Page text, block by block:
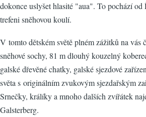
dokonce uslyšet hlasité "aua". To pochází
trefeni sněhovou koulí.
V tomto dětském světě plném zážitků na vás
sněhové sochy, 81 m dlouhý kouzelný
galské dřevěné chatky, galské sjezdové
světa s originálním zvukovým sjezdařským
Srnečky, králíky a mnoho dalších zvířátek
Galsterberg.